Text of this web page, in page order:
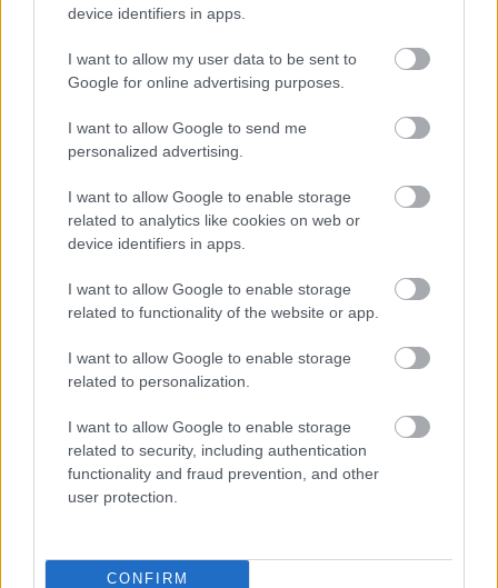
device identifiers in apps.
I want to allow my user data to be sent to
Google for online advertising purposes.
I want to allow Google to send me
personalized advertising.
I want to allow Google to enable storage
related to analytics like cookies on web or
device identifiers in apps.
I want to allow Google to enable storage
related to functionality of the website or app.
I want to allow Google to enable storage
related to personalization.
I want to allow Google to enable storage
related to security, including authentication
functionality and fraud prevention, and other
user protection.
CONFIRM
2011. szeptember 21.
A Kantoni Vásár főtitkára, Wang Zhiping nemrég
közzétett beszámolója szerint a rendezvény
reformjai látványos fejlődést eredményeztek mind a
látogatók, mind a kiállítók számát tekintve. A tavaszi
expón a kissé talán hosszúra sikeredett jelmondat
(“Optimizing Services…
2011. június 29.
Ebben az évben a Hongkongi
Kereskedelemfejlesztési Tanács (HKTDC) és a
Nemzetközi Kínaitea-Kultúra Szövetség (CTCIEA)
ismételt összefogásával rendezik meg augusztus 11.
Teavásárt. A vásár első két napján még csak a…